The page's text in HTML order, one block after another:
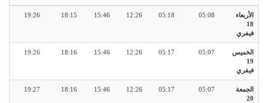
الأربعاء
18
فيفري
05:08
05:18
12:26
15:46
18:15
19:26
الخميس
19
فيفري
05:07
05:17
12:26
15:46
18:16
19:26
الجمعة
20
05:07
05:17
12:26
15:46
18:16
19:27